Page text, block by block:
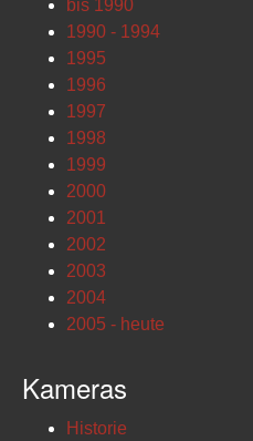
bis 1990
1990 - 1994
1995
1996
1997
1998
1999
2000
2001
2002
2003
2004
2005 - heute
Kameras
Historie